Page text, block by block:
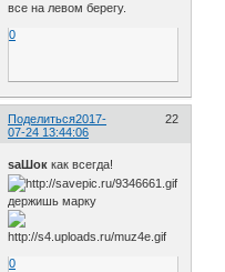
все на левом берегу.
0
Поделиться 22
2017-
07-24 13:44:06
saШок как всегда!
держишь марку
0